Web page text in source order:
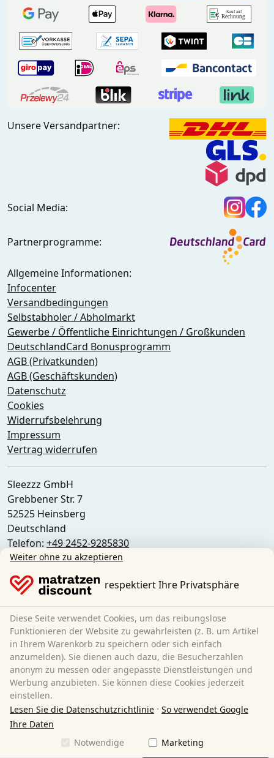
Unsere Versandpartner:
Social Media:
Partnerprogramme:
Allgemeine Informationen:
Infocenter
Versandbedingungen
Selbstabholer / Abholmarkt
Gewerbe / Öffentliche Einrichtungen / Großkunden
DeutschlandCard Bonusprogramm
AGB (Privatkunden)
AGB (Geschäftskunden)
Datenschutz
Cookies
Widerrufsbelehrung
Impressum
Vertrag widerrufen
Sleezzz GmbH
Grebbener Str. 7
52525 Heinsberg
Deutschland
Telefon:+49 2452-9285830
E-Mail:customer-service@matratzen.discount
Alle Preise inkl. gesetzlicher MwSt.
Outlet, Lagerverkauf, Abholung vor Ort:
Matratzen Discount
Ferdinand-Porsche-Str. 4
52525 Heinsberg
Deutschland
Weiter ohne zu akzeptieren
respektiert Ihre Privatsphäre
Diese Seite verwendet Cookies, um das reibungslose
Funktionieren der Website zu gewährleisten (z. B. um Artikel
in Ihrem Warenkorb zu speichern oder sich einfach
anzumelden). Sie dienen auch dazu, die Besucherzahlen
anonym zu messen oder angepasste Dienstleistungen und
Werbung anzubieten. Sie können diese Cookies jederzeit
einstellen.
Lesen Sie die Datenschutzrichtlinie · So verwendet Google
Ihre Daten
Notwendige
Marketing